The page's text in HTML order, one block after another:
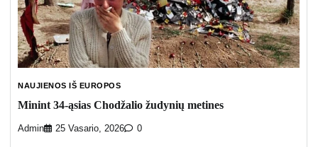
NAUJIENOS IŠ EUROPOS
Minint 34-ąsias Chodžalio žudynių metines
Admin 25 Vasario, 2026 0